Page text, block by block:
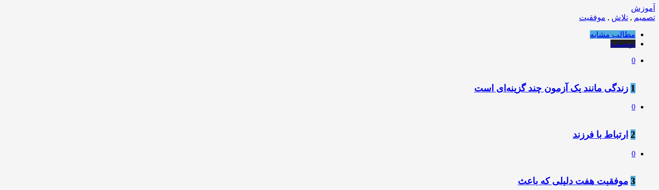
آموزش
تصمیم , تلاش , موفقیت
مطالب مشابه
نویسنده
0
1 زندگی مانند يک آزمون چند گزينه‌ای است
0
2 ارتباط با فرزند
0
3 موفقیت هفت دلیلی که باعث